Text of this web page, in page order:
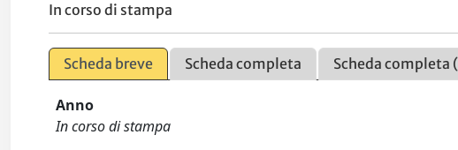
In corso di stampa
Scheda breve Scheda completa Scheda completa
Anno
In corso di stampa